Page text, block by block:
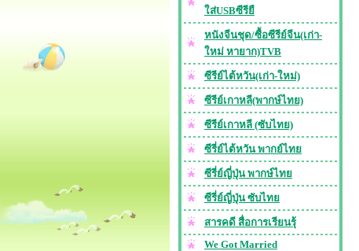
ใส่USBซีรียื
หนังจีนชุด/ซื้อซีรีย์จีน(เก่า-
ใหม่ หายาก)TVB
ซีรีย์ไต้หวัน(เก่า-ใหม่)
ซีรีย์เกาหลี(พากษ์ไทย)
ซีรีย์เกาหลี (ซับไทย)
ซีรี่ย์ไต้หวัน พากย์ไทย
ซีรี่ย์ญี่ปุ่น พากษ์ไทย
ซีรี่ย์ญี่ปุ่น ซับไทย
สารคดี สื่อการเรียนรุ้
We Got Married